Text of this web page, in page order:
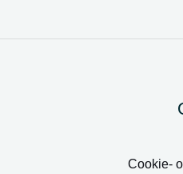
Cookie-